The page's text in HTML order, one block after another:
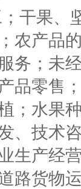
干果、
农产品
务；未
品零售
；水果
、技术
生产经
路货物